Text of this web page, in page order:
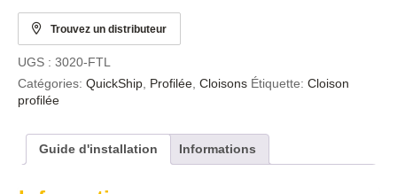
Trouvez un distributeur
UGS : 3020-FTL
Catégories: QuickShip, Profilée, Cloisons Étiquette: Cloison
profilée
Guide d'installation Informations